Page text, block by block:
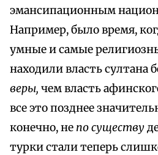
эмансипационным
Например, было время,
умные и самые
находили власть султана
веры, чем власть
все это позднее
конечно, не по существу
турки стали теперь